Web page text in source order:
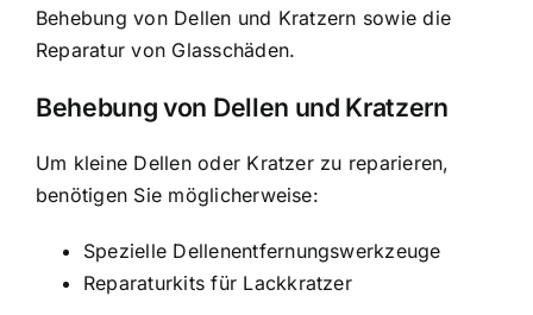
Behebung von Dellen und Kratzern sowie die
Reparatur von Glasschäden.
Behebung von Dellen und Kratzern
Um kleine Dellen oder Kratzer zu reparieren,
benötigen Sie möglicherweise:
Spezielle Dellenentfernungswerkzeuge
Reparaturkits für Lackkratzer